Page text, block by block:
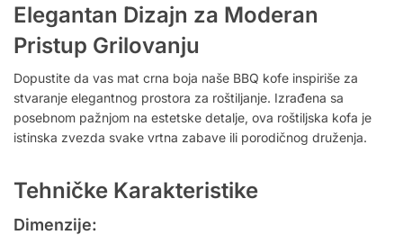
Elegantan Dizajn za Moderan
Pristup Grilovanju
Dopustite da vas mat crna boja naše BBQ kofe inspiriše za
stvaranje elegantnog prostora za roštiljanje. Izrađena sa
posebnom pažnjom na estetske detalje, ova roštiljska kofa je
istinska zvezda svake vrtna zabave ili porodičnog druženja.
Tehničke Karakteristike
Dimenzije: